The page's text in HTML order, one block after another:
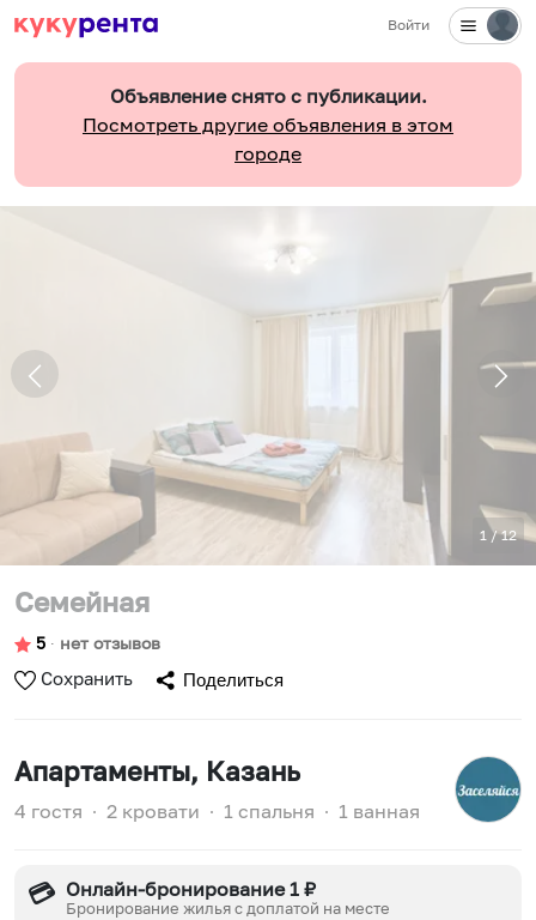
Войти
Объявление снято с публикации.
Посмотреть другие объявления в этом
городе
1 /12
Семейная
5 ∙ нет отзывов
Сохранить Поделиться
Апартаменты, Казань
4 гостя ∙ 2 кровати ∙ 1 спальня ∙ 1 ванная
💳 Онлайн-бронирование 1 ₽
Бронирование жилья с доплатой на месте